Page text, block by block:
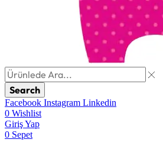
Search
Facebook Instagram Linkedin
0 Wishlist
Giriş Yap
0 Sepet